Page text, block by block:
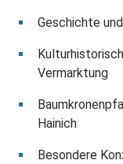
Geschichte
Vermarktung
Hainich
Besondere